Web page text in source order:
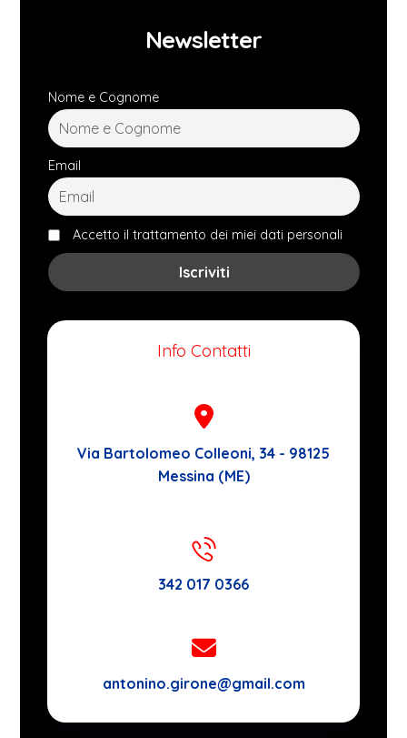
Newsletter
Nome e Cognome
Email
Accetto il trattamento dei miei dati personali
Info Contatti
Via Bartolomeo Colleoni, 34 - 98125
Messina (ME)
342 017 0366
antonino.girone@gmail.com